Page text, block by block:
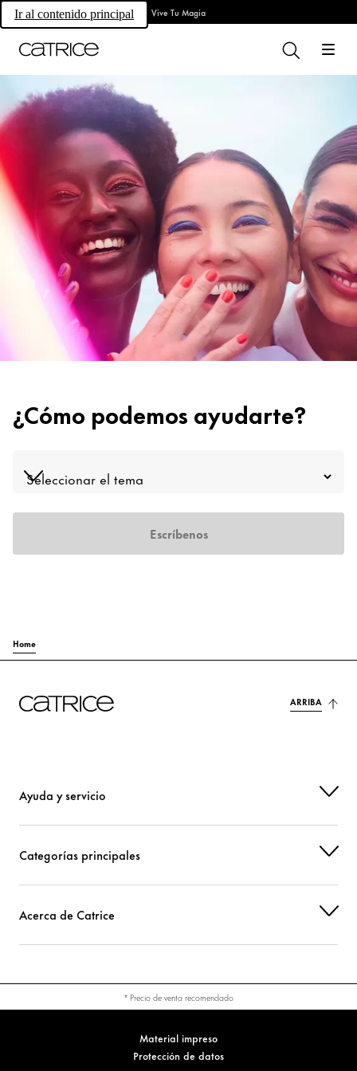
Ir al contenido principal Vive Tu Magia
¿Cómo podemos ayudarte?
Escríbenos
Home
ARRIBA
Ayuda y servicio
Categorías principales
Acerca de Catrice
* Precio de venta recomendado
Material impreso
Protección de datos